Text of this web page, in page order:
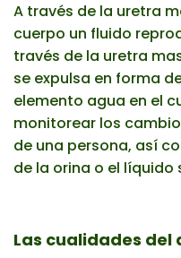
A través de la uretra
cuerpo un fluido
través de la uretra
se expulsa en forma
elemento agua en el
monitorear los
de una persona, así
de la orina o el líquido
Las cualidades del